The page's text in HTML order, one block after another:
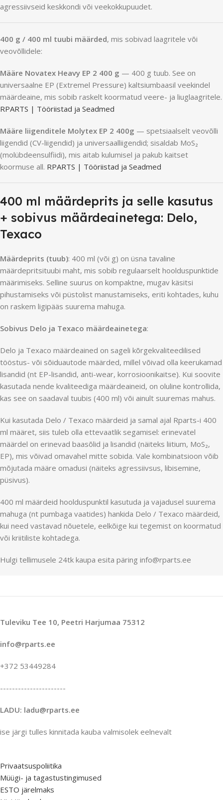
agressiivseid keskkondi või veekokkupuudet.
400 g / 400 ml tuubi määrded, mis sobivad laagritele või
veovõllidele:
Määre Novatex Heavy EP 2 400 g — 400 g tuub. See on
universaalne EP (Extremel Pressure) kaltsiumbaasil veekindel
määrdeaine, mis sobib raskelt koormatud veere- ja liuglaagritele.
RPARTS | Tööriistad ja Seadmed
Määre liigenditele Molytex EP 2 400g — spetsiaalselt veovõlli
liigendid (CV-liigendid) ja universaalliigendid; sisaldab MoS₂
(molübdeensulfiidi), mis aitab kulumisel ja pakub kaitset
koormuse all. RPARTS | Tööriistad ja Seadmed
400 ml määrdeprits ja selle kasutus
+ sobivus määrdeainetega: Delo,
Texaco
Määrdeprits (tuub): 400 ml (või g) on üsna tavaline
määrdepritsituubi maht, mis sobib regulaarselt hoolduspunktide
määrimiseks. Selline suurus on kompaktne, mugav käsitsi
pihustamiseks või püstolist manustamiseks, eriti kohtades, kuhu
on raskem ligipääs suurema mahuga.
Sobivus Delo ja Texaco määrdeainetega:
Delo ja Texaco määrdeained on sageli kõrgekvaliteedilised
tööstus- või sõiduautode määrded, millel võivad olla keerukamad
lisandid (nt EP-lisandid, anti-wear, korrosioonikaitse). Kui soovite
kasutada nende kvaliteediga määrdeaineid, on oluline kontrollida,
kas see on saadaval tuubis (400 ml) või ainult suuremas mahus.
Kui kasutada Delo / Texaco määrdeid ja samal ajal Rparts-i 400
ml määret, siis tuleb olla ettevaatlik segamisel: erinevatel
määrdel on erinevad baasõlid ja lisandid (näiteks liitium, MoS₂,
EP), mis võivad omavahel mitte sobida. Vale kombinatsioon võib
mõjutada määre omadusi (näiteks agressiivsus, libisemine,
püsivus).
400 ml määrdeid hoolduspunktil kasutuda ja vajadusel suurema
mahuga (nt pumbaga vaatides) hankida Delo / Texaco määrdeid,
kui need vastavad nõuetele, eelkõige kui tegemist on koormatud
või kriitiliste kohtadega.
Hulgi tellimusele 24tk kaupa esita päring info@rparts.ee
Tuleviku Tee 10, Peetri Harjumaa 75312
info@rparts.ee
+372 53449284
----------------------
LADU: ladu@rparts.ee
ise järgi tulles kinnitada kauba valmisolek eelnevalt
Privaatsuspoliitika
Müügi- ja tagastustingimused
ESTO järelmaks